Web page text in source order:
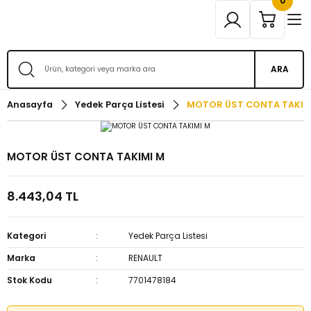
ARA
Anasayfa Yedek Parça Listesi MOTOR ÜST CONTA
MOTOR ÜST CONTA TAKIMI M
8.443,04 TL
Kategori
Yedek Parça Listesi
Marka
RENAULT
Stok Kodu
7701478184